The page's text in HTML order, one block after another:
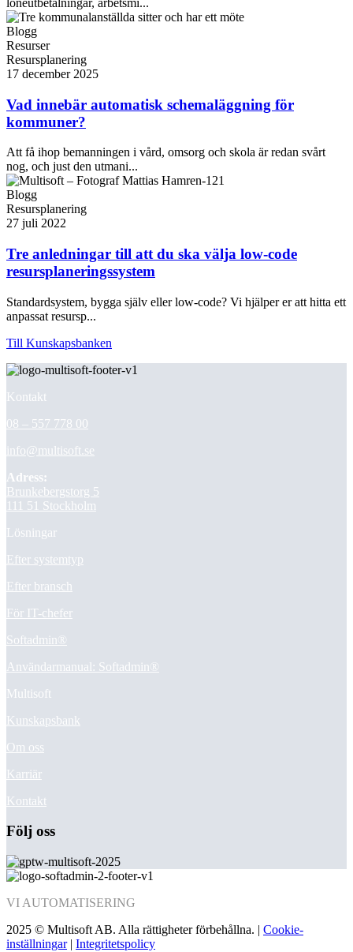
Blogg
Resurser
Resursplanering
17 december 2025
Vad innebär automatisk schemaläggning för
kommuner?
Att få ihop bemanningen i vård, omsorg och skola är redan svårt
nog, och just den utmani...
Blogg
Resursplanering
27 juli 2022
Tre anledningar till att du ska välja low-code
resursplaneringssystem
Standardsystem, bygga själv eller low-code? Vi hjälper er att hitta ett
anpassat resursp...
Till Kunskapsbanken
Kontakt
08 – 557 778 00
info@multisoft.se
Adress:
Brunkebergstorg 5
111 51 Stockholm
Lösningar
Efter systemtyp
Efter bransch
För IT-chefer
Softadmin®
Användarmanual: Softadmin®
Multisoft
Kunskapsbank
Om oss
Karriär
Kontakt
Följ oss
VI AUTOMATISERING
2025 © Multisoft AB. Alla rättigheter förbehållna. | Cookie-
inställningar| Integritetspolicy